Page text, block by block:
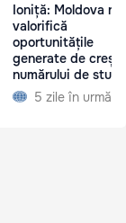
Ioniță: Moldova nu
valorifică
oportunitățile
generate de
numărului de
străini5 zile în urmă